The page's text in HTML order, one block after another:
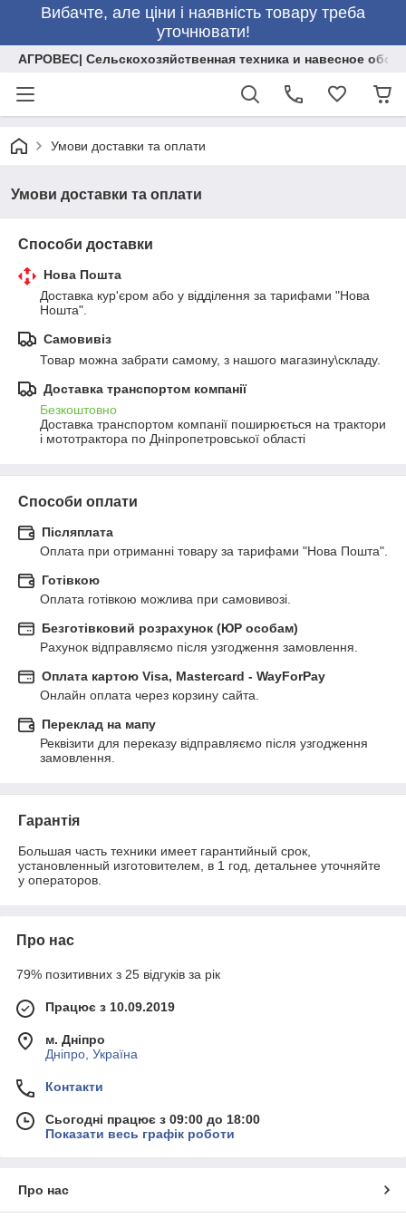
Вибачте, але ціни і наявність товару треба
уточнювати!
АГРОВЕС| Сельскохозяйственная техника и навесное
Умови доставки та оплати
Умови доставки та оплати
Способи доставки
Нова Пошта
Доставка кур'єром або у відділення за тарифами "Нова
Ношта".
Самовивіз
Товар можна забрати самому, з нашого магазину\складу.
Доставка транспортом компанії
Безкоштовно
Доставка транспортом компанії поширюється на трактори
і мототрактора по Дніпропетровської області
Способи оплати
Післяплата
Оплата при отриманні товару за тарифами "Нова Пошта".
Готівкою
Оплата готівкою можлива при самовивозі.
Безготівковий розрахунок (ЮР особам)
Рахунок відправляємо після узгодження замовлення.
Оплата картою Visa, Mastercard - WayForPay
Онлайн оплата через корзину сайта.
Переклад на мапу
Реквізити для переказу відправляємо після узгодження
замовлення.
Гарантія
Большая часть техники имеет гарантийный срок,
установленный изготовителем, в 1 год, детальнее уточняйте
у операторов.
Про нас
79% позитивних з 25 відгуків за рік
Працює з 10.09.2019
м. Дніпро
Дніпро, Україна
Контакти
Сьогодні працює з 09:00 до 18:00
Показати весь графік роботи
Про нас